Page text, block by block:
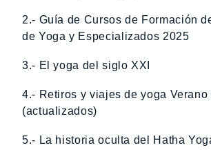
2.- Guía de Cursos de Formación
de Yoga y Especializados 2025
3.- El yoga del siglo XXI
4.- Retiros y viajes de yoga Verano
(actualizados)
5.- La historia oculta del Hatha